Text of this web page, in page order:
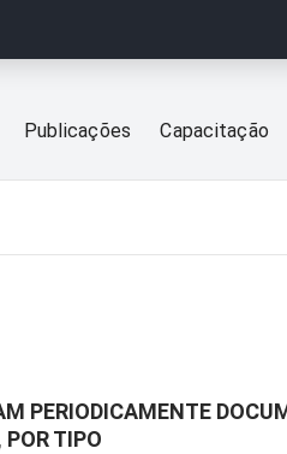
Publicações Capacitação
PERIODICAMENTE
TIPO